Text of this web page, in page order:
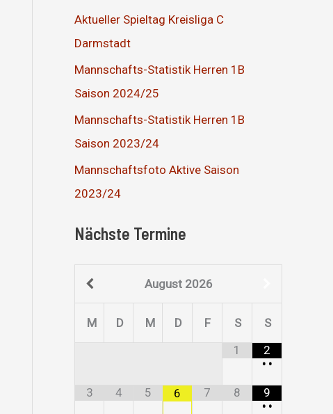
Aktueller Spieltag Kreisliga C
Darmstadt
Mannschafts-Statistik Herren 1B
Saison 2024/25
Mannschafts-Statistik Herren 1B
Saison 2023/24
Mannschaftsfoto Aktive Saison
2023/24
Nächste Termine
August 2026
M D M D F S
S
1
2
• •
3 4 5 6 7 8
9
• •